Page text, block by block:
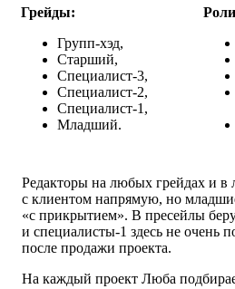
Грейды:
Групп-хэд,
Старший,
Специалист-3,
Специалист-2,
Специалист-1,
Младший.
Редакторы на любых грейдах и
с клиентом напрямую, но
«с прикрытием». В пресейлы
и специалисты-1 здесь не очень
после продажи проекта.
На каждый проект Люба